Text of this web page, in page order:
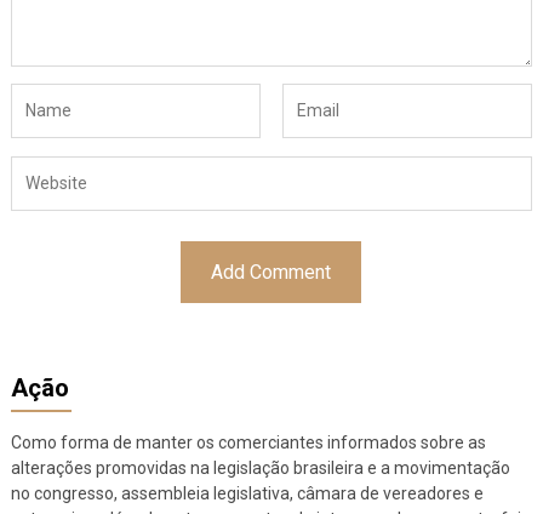
Ação
Como forma de manter os comerciantes informados sobre as
alterações promovidas na legislação brasileira e a movimentação
no congresso, assembleia legislativa, câmara de vereadores e